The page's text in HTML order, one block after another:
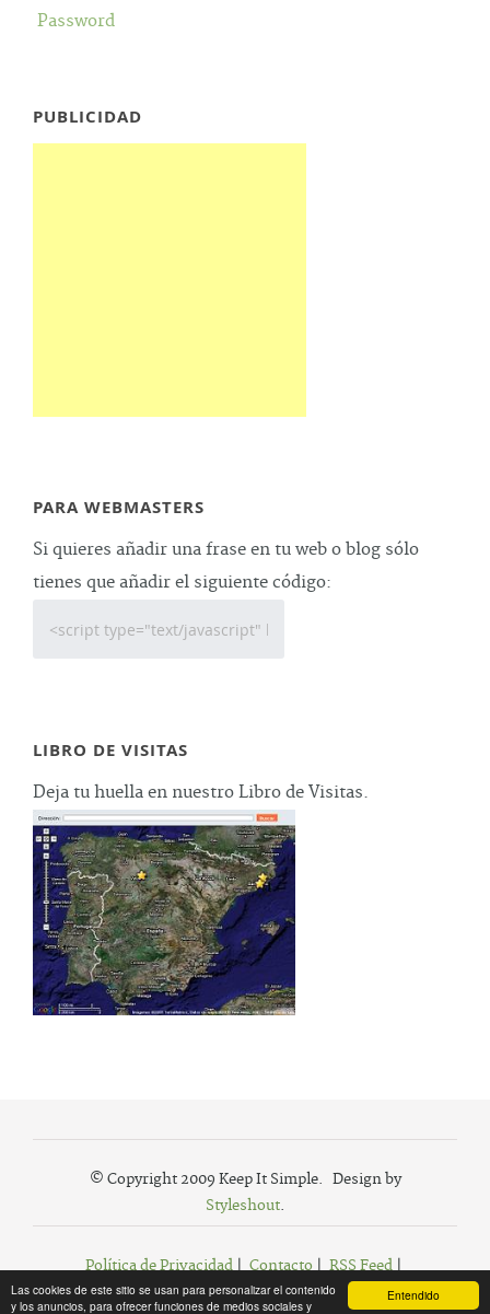
Entendido
Las cookies de este sitio se usan para personalizar el contenido
y los anuncios, para ofrecer funciones de medios sociales y
Password
PUBLICIDAD
PARA WEBMASTERS
Si quieres añadir una frase en tu web o blog sólo
tienes que añadir el siguiente código:
LIBRO DE VISITAS
Deja tu huella en nuestro Libro de Visitas.
© Copyright 2009 Keep It Simple. Design by
Styleshout.
Política de Privacidad| Contacto| RSS Feed|
Agregar a Favoritos